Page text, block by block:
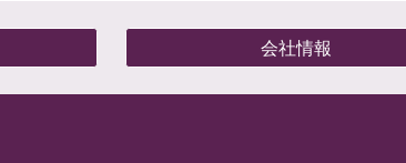
会社情報